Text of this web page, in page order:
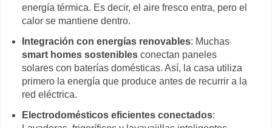
energía térmica. Es decir, el aire fresco entra, pero el
calor se mantiene dentro.
Integración con energías renovables: Muchas
smart homes sosteniblesconectan paneles
solares con baterías domésticas. Así, la casa utiliza
primero la energía que produce antes de recurrir a la
red eléctrica.
Electrodomésticos eficientes conectados: